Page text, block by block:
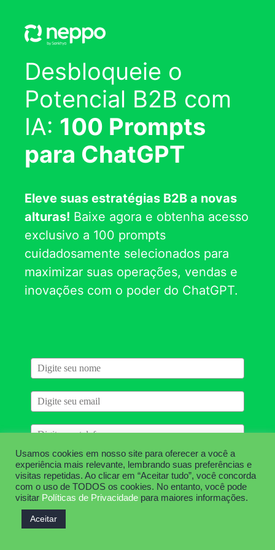
Desbloqueie o
Potencial B2B com
IA: 100 Prompts
para ChatGPT
Eleve suas estratégias B2B a novas
alturas! Baixe agora e obtenha acesso
exclusivo a 100 prompts
cuidadosamente selecionados para
maximizar suas operações, vendas e
inovações com o poder do ChatGPT.
Baixar Material
Usamos cookies em nosso site para oferecer a você a
experiência mais relevante, lembrando suas preferências e
visitas repetidas. Ao clicar em “Aceitar tudo”, você concorda
com o uso de TODOS os cookies. No entanto, você pode
visitar Políticas de Privacidade para maiores informações.
Aceitar